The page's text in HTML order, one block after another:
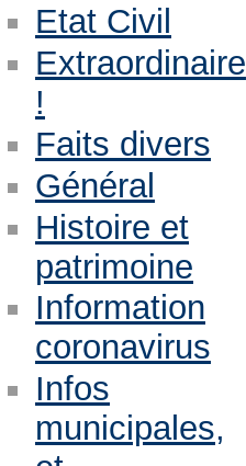
Etat Civil
Extraordinaire
!
Faits divers
Général
Histoire et
patrimoine
Information
coronavirus
Infos
municipales,